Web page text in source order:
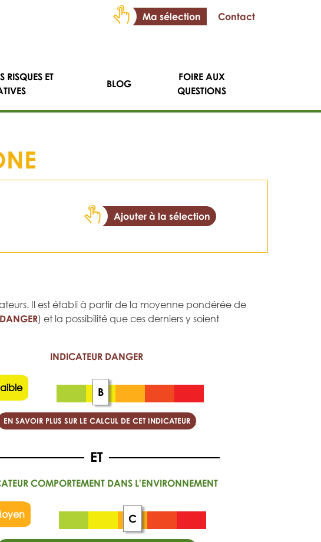
Ma sélection Contact
RISQUES ET
BLOG
FOIRE AUX
QUESTIONS
Ajouter à la sélection
Il est établi à partir de la moyenne pondérée de
) et la possibilité que ces derniers y soient
INDICATEUR DANGER
B
EN SAVOIR PLUS SUR LE CALCUL DE CET INDICATEUR
COMPORTEMENT DANS L'ENVIRONNEMENT
C